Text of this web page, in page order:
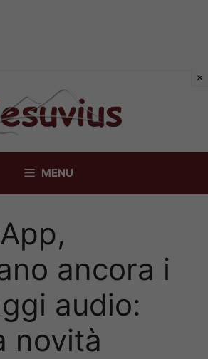
MENU
ancora i
audio:
novità